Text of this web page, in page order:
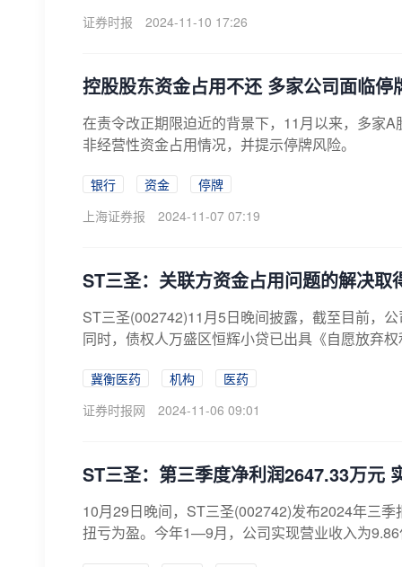
证券时报
2024-11-10 17:26
控股股东资金占用不还 多家公司面临停
在责令改正期限迫近的背景下，11月以来，多家
非经营性资金占用情况，并提示停牌风险。
银行 资金
停牌
上海证券报
2024-11-07 07:19
ST三圣：关联方资金占用问题的解决取
ST三圣(002742)11月5日晚间披露，截至目前，
同时，债权人万盛区恒辉小贷已出具《自愿放弃
冀衡医药 机构
医药
证券时报网
2024-11-06 09:01
ST三圣：第三季度净利润2647.33万元
10月29日晚间，ST三圣(002742)发布2024年三
扭亏为盈。今年1—9月，公司实现营业收入为